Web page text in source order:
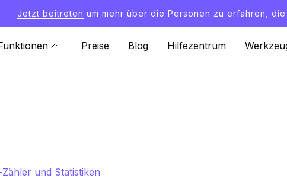
Jetzt beitreten um mehr über die Personen zu erfahren,
Preise Blog Hilfezentrum
und Statistiken